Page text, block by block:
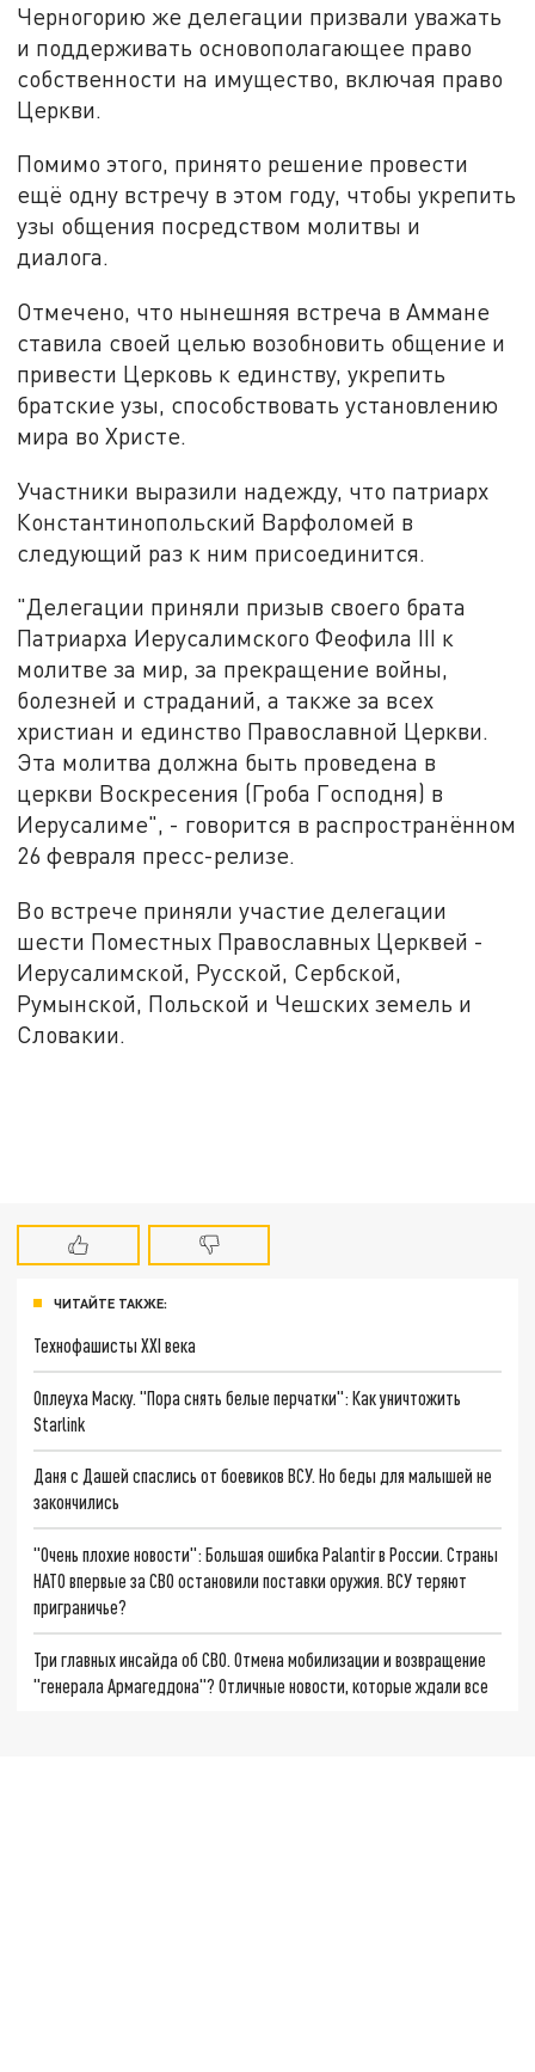
Черногорию же делегации призвали уважать
и поддерживать основополагающее право
собственности на имущество, включая право
Церкви.
Помимо этого, принято решение провести
ещё одну встречу в этом году, чтобы укрепить
узы общения посредством молитвы и
диалога.
Отмечено, что нынешняя встреча в Аммане
ставила своей целью возобновить общение и
привести Церковь к единству, укрепить
братские узы, способствовать установлению
мира во Христе.
Участники выразили надежду, что патриарх
Константинопольский Варфоломей в
следующий раз к ним присоединится.
"Делегации приняли призыв своего брата
Патриарха Иерусалимского Феофила III к
молитве за мир, за прекращение войны,
болезней и страданий, а также за всех
христиан и единство Православной Церкви.
Эта молитва должна быть проведена в
церкви Воскресения (Гроба Господня) в
Иерусалиме", - говорится в распространённом
26 февраля пресс-релизе.
Во встрече приняли участие делегации
шести Поместных Православных Церквей -
Иерусалимской, Русской, Сербской,
Румынской, Польской и Чешских земель и
Словакии.
ЧИТАЙТЕ ТАКЖЕ:
Технофашисты XXI века
Оплеуха Маску. "Пора снять белые перчатки": Как уничтожить
Starlink
Даня с Дашей спаслись от боевиков ВСУ. Но беды для малышей не
закончились
"Очень плохие новости": Большая ошибка Palantir в России. Страны
НАТО впервые за СВО остановили поставки оружия. ВСУ теряют
приграничье?
Три главных инсайда об СВО. Отмена мобилизации и возвращение
"генерала Армагеддона"? Отличные новости, которые ждали все